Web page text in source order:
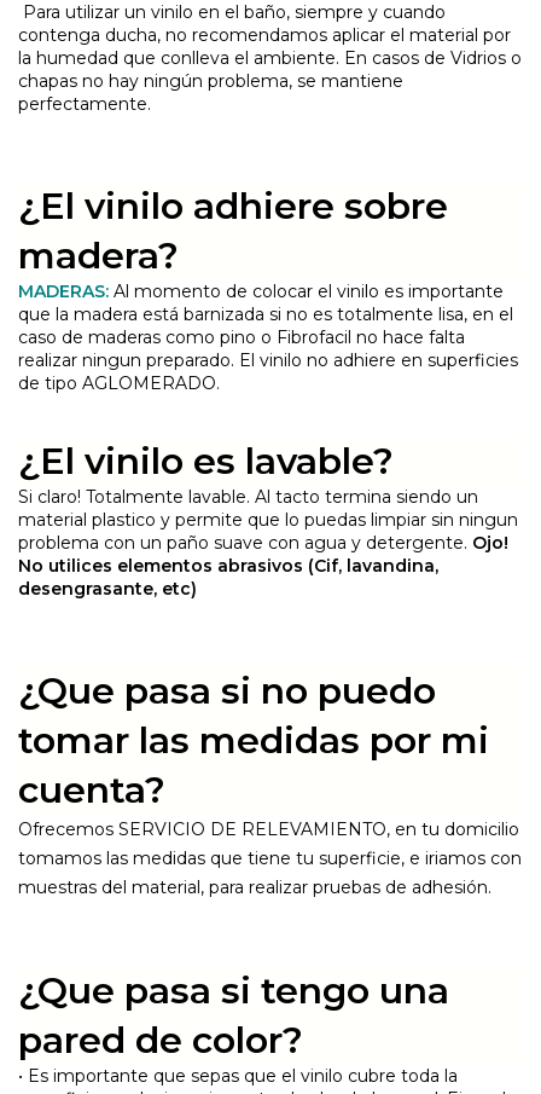
Para utilizar un vinilo en el baño, siempre y cuando
contenga ducha, no recomendamos aplicar el material por
la humedad que conlleva el ambiente. En casos de Vidrios o
chapas no hay ningún problema, se mantiene
perfectamente.
¿El vinilo adhiere sobre
madera?
MADERAS: Al momento de colocar el vinilo es importante
que la madera está barnizada si no es totalmente lisa, en el
caso de maderas como pino o Fibrofacil no hace falta
realizar ningun preparado. El vinilo no adhiere en superficies
de tipo AGLOMERADO.
¿El vinilo es lavable?
Si claro! Totalmente lavable. Al tacto termina siendo un
material plastico y permite que lo puedas limpiar sin ningun
problema con un paño suave con agua y detergente. Ojo!
No utilices elementos abrasivos (Cif, lavandina,
desengrasante, etc)
¿Que pasa si no puedo
tomar las medidas por mi
cuenta?
Ofrecemos SERVICIO DE RELEVAMIENTO, en tu domicilio
tomamos las medidas que tiene tu superficie, e iriamos con
muestras del material, para realizar pruebas de adhesión.
¿Que pasa si tengo una
pared de color?
• Es importante que sepas que el vinilo cubre toda la